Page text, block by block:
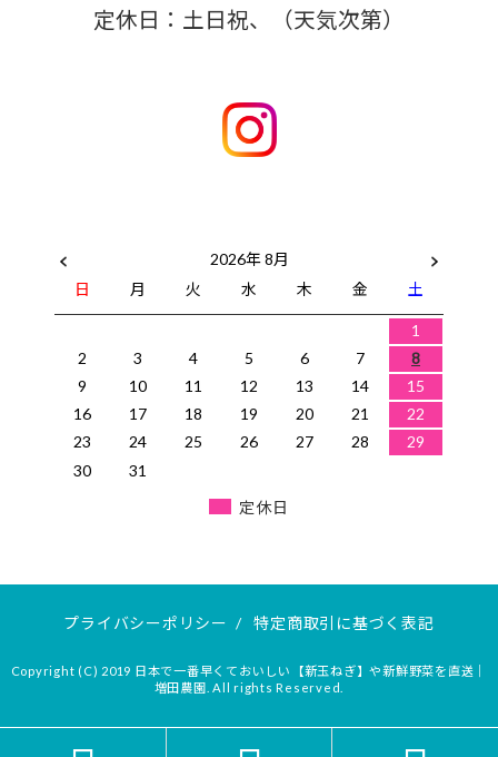
定休日：土日祝、（天気次第）
2026年 8月
日
月 火 水 木 金 土
1
2
3 4 5 6 7
8
9
10 11 12 13 14
15
16
17 18 19 20 21
22
23
24 25 26 27 28
29
30
31
定休日
プライバシーポリシー / 特定商取引に基づく表記
Copyright (C) 2019 日本で一番早くておいしい【新玉ねぎ】や新鮮野菜を直送｜
増田農園. All rights Reserved.